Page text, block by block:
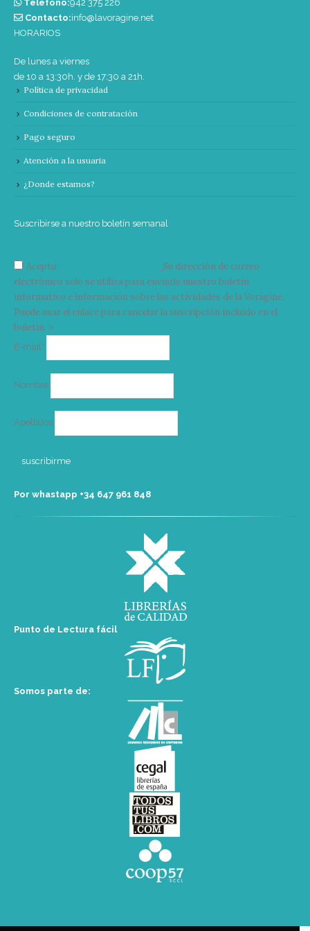
Teléfono:‭942 375 226‬
Contacto:info@lavoragine.net
HORARIOS
De lunes a viernes
de 10 a 13:30h. y de 17:30 a 21h.
Política de privacidad
Condiciones de contratación
Pago seguro
Atención a la usuaria
¿Donde estamos?
Suscribirse a nuestro boletín semanal
Acepto
Su dirección de correo
electrónico solo se utiliza para enviarle nuestro boletín
informativo e información sobre las actividades de la Vorágine.
Puede usar el enlace para cancelar la suscripción incluido en el
boletín. >
E-mail*
Nombre
Apellidos
Por whastapp +34 ‭647 961 848‬
Punto de Lectura fácil
Somos parte de: